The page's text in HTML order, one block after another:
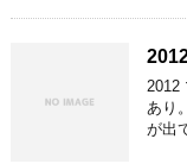
2012
あり
が出